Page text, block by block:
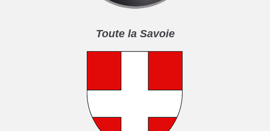
Toute la Savoie